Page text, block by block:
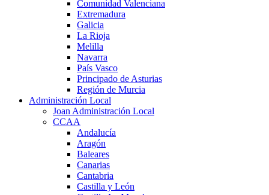
Comunidad Valenciana
Extremadura
Galicia
La Rioja
Melilla
Navarra
País Vasco
Principado de Asturias
Región de Murcia
Administración Local
Joan Administración Local
CCAA
Andalucía
Aragón
Baleares
Canarias
Cantabria
Castilla y León